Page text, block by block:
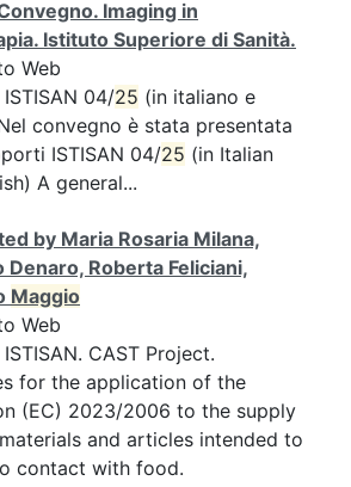
Imaging in
Istituto Superiore di Sanità.
Web
04/25 (in italiano e
convegno è stata presentata
ISTISAN 04/25 (in Italian
A general...
by Maria Rosaria Milana,
Denaro, Roberta Feliciani,
Maggio
Web
CAST Project.
for the application of the
(EC) 2023/2006 to the supply
and articles intended to
contact with food.